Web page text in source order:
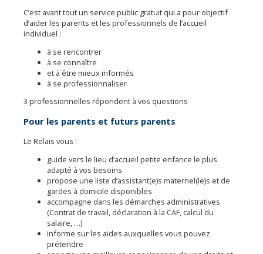
Tourisme
Mobilité
Offres
d'emploi
C’est avant tout un service public gratuit qui a pour objectif
d’aider les parents et les professionnels de l’accueil
individuel :
à se rencontrer
à se connaître
et à être mieux informés
à se professionnaliser
3 professionnelles répondent à vos questions
Pour les parents et futurs parents
Le Relais vous :
guide vers le lieu d’accueil petite enfance le plus
adapté à vos besoins
propose une liste d’assistant(e)s maternel(le)s et de
gardes à domicile disponibles
accompagne dans les démarches administratives
(Contrat de travail, déclaration à la CAF, calcul du
salaire, …)
informe sur les aides auxquelles vous pouvez
prétendre